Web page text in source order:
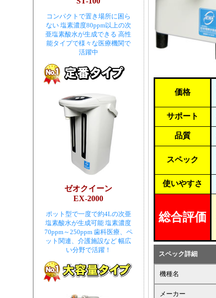
コンパクトで置き場所に困ら
ない 塩素濃度80ppm以上の次
亜塩素酸水が生成できる 高性
能タイプで様々な医療機関で
活躍中
ゼオクイーン
EX-2000
ポット型で一度で約4Lの次亜
塩素酸水が生成可能 塩素濃度
70ppm～250ppm 歯科医療、ペ
ット関連、介護施設など 幅広
い分野で活躍！
価格
サポート
品質
スペック
使いやすさ
総合評価
スペック詳細
機種名
メーカー